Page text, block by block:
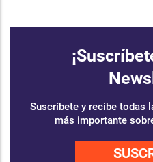
Suscríbete y recibe todas
más importante